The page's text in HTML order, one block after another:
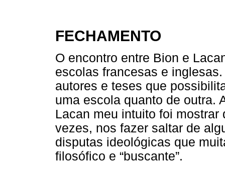
FECHAMENTO
O encontro entre Bion e
escolas francesas e
autores e teses que
uma escola quanto de outra.
Lacan meu intuito foi
vezes, nos fazer saltar de
disputas ideológicas que
filosófico e “buscante”.